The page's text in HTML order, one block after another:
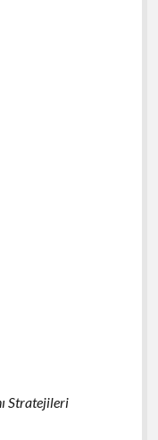
Stratejileri